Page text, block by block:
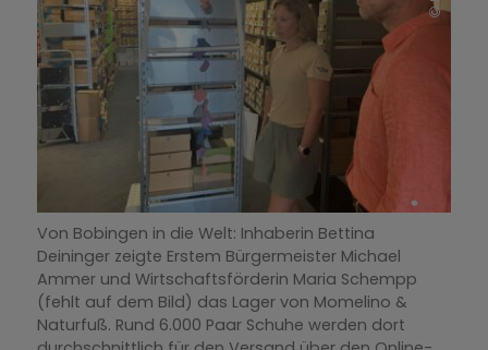
Von Bobingen in die Welt: Inhaberin Bettina
Deininger zeigte Erstem Bürgermeister Michael
Ammer und Wirtschaftsförderin Maria Schempp
(fehlt auf dem Bild) das Lager von Momelino &
Naturfuß. Rund 6.000 Paar Schuhe werden dort